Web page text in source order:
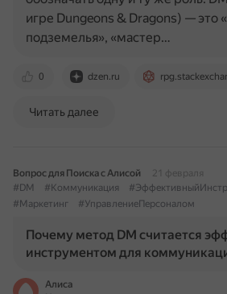
0 dzen.ru
игре Dungeons & Dragons) — это
подземелья», «мастер…
Читать далее
Вопрос для Поиска с Алисой
21 февраля
#DM
#Коммуникация
#Маркетинг
#УправлениеПерсоналом
Почему метод DM считается
инструментом для
Алиса